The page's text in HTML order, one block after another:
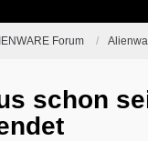
Forum
schon